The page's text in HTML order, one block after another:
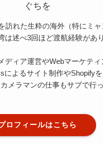
ぐちを
訪れた生粋の海外（特にミャ
述べ3回ほど渡航経験があり
ディア運営やWebマーケティ
によるサイト制作やShopify
メラマンの仕事もサブで行
ロフィールはこちら